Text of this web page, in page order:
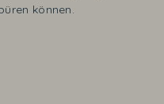
können.